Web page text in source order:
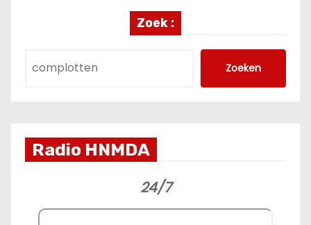
Zoek :
Zoeken
Radio HNMDA
24/7